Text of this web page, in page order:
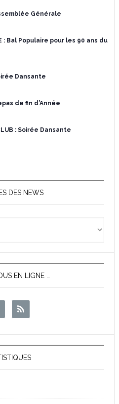
Générale
: Bal Populaire pour les 90 ans du
Dansante
de fin d’Année
: Soirée Dansante
DES NEWS
EN LIGNE …